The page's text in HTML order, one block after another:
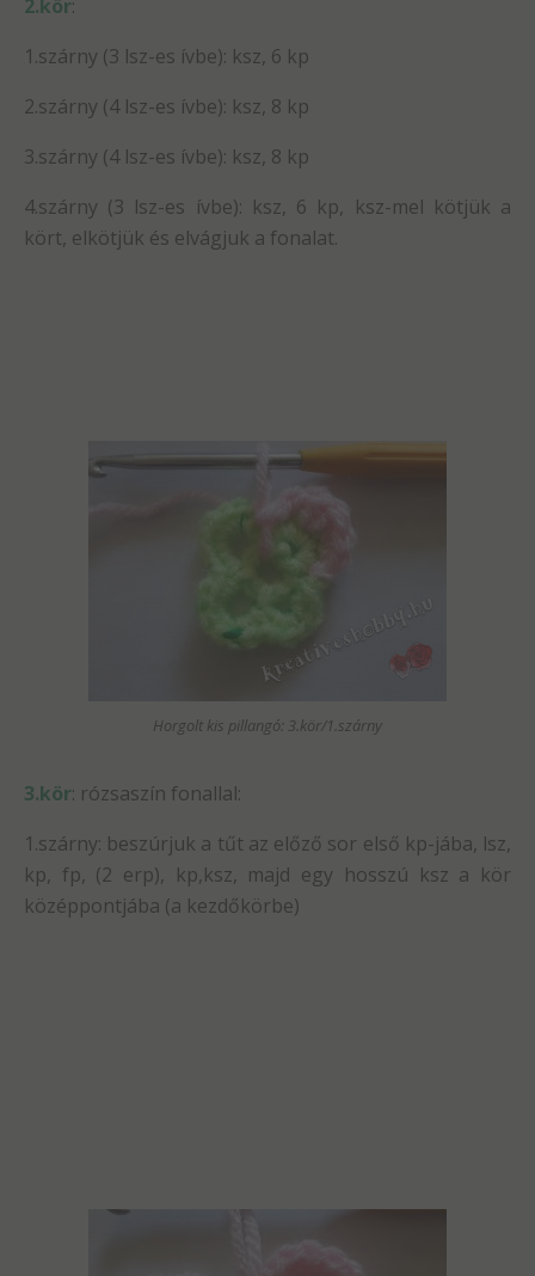
2.kör:
1.szárny (3 lsz-es ívbe): ksz, 6 kp
2.szárny (4 lsz-es ívbe): ksz, 8 kp
3.szárny (4 lsz-es ívbe): ksz, 8 kp
4.szárny (3 lsz-es ívbe): ksz, 6 kp, ksz-mel kötjük a
kört, elkötjük és elvágjuk a fonalat.
Horgolt kis pillangó: 3.kör/1.szárny
3.kör: rózsaszín fonallal:
1.szárny: beszúrjuk a tűt az előző sor első kp-jába, lsz,
kp, fp, (2 erp), kp,ksz, majd egy hosszú ksz a kör
középpontjába (a kezdőkörbe)